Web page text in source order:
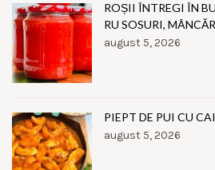
ROȘII ÎNTREGI ÎN
RU SOSURI,
august 5, 2026
PIEPT DE PUI CU
august 5, 2026